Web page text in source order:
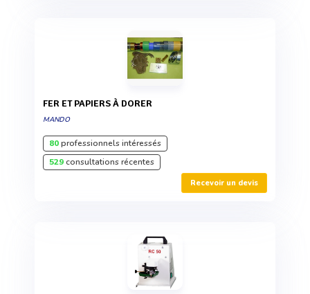
FER ET PAPIERS À DORER
MANDO
80professionnels intéressés
529consultations récentes
Recevoir un devis